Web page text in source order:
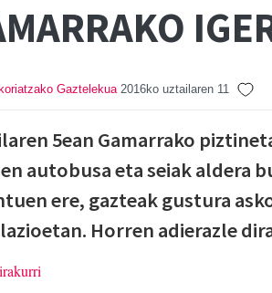
Gaztelekua 2016ko uztailaren 11
5ean Gamarrako
autobusa eta seiak aldera
ere, gazteak gustura
Horren adierazle